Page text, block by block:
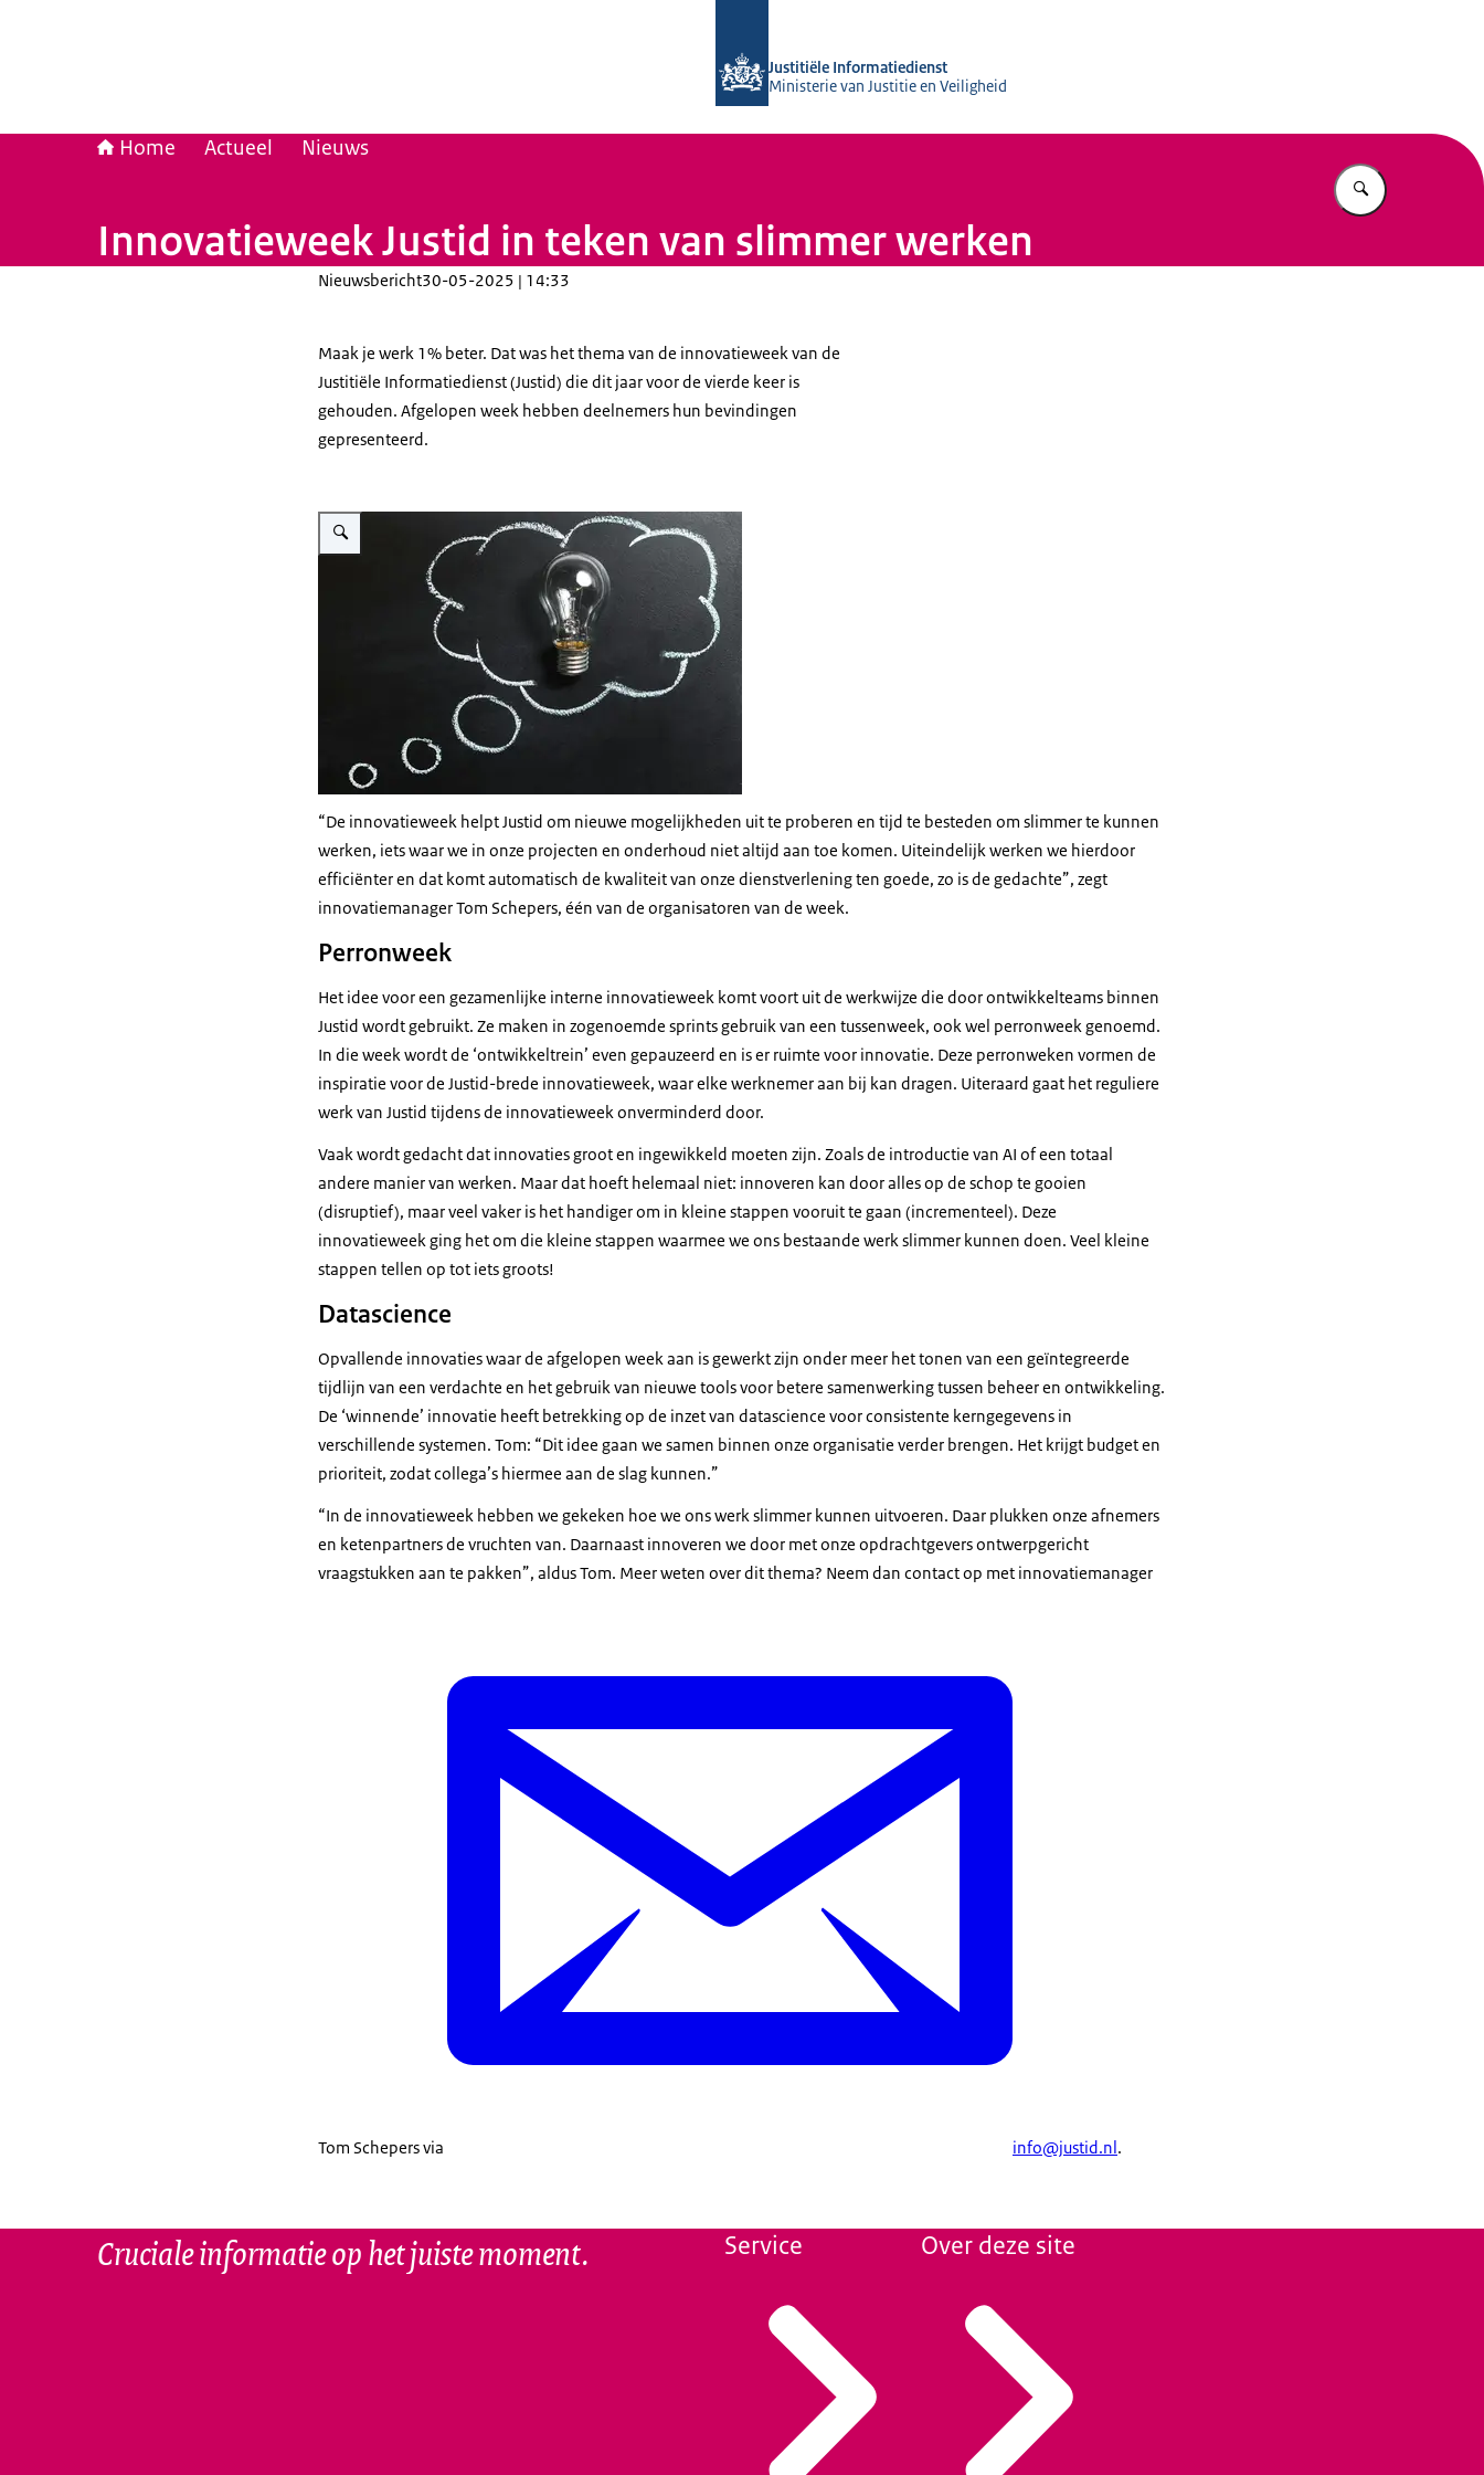
Justitiële Informatiedienst
Ministerie van Justitie en Veiligheid
Home Actueel Nieuws
Vul in wat u
Innovatieweek Justid in teken van slimmer werken
Nieuwsbericht30-05-2025 | 14:33
Maak je werk 1% beter. Dat was het thema van de innovatieweek van de
Justitiële Informatiedienst (Justid) die dit jaar voor de vierde keer is
gehouden. Afgelopen week hebben deelnemers hun bevindingen
gepresenteerd.
Vergroot afbeelding Een gloeilamp ligt op een schoolbord in een krijttekening van een denkballon
“De innovatieweek helpt Justid om nieuwe mogelijkheden uit te proberen en tijd te besteden om slimmer te kunnen
werken, iets waar we in onze projecten en onderhoud niet altijd aan toe komen. Uiteindelijk werken we hierdoor
efficiënter en dat komt automatisch de kwaliteit van onze dienstverlening ten goede, zo is de gedachte”, zegt
innovatiemanager Tom Schepers, één van de organisatoren van de week.
Perronweek
Het idee voor een gezamenlijke interne innovatieweek komt voort uit de werkwijze die door ontwikkelteams binnen
Justid wordt gebruikt. Ze maken in zogenoemde sprints gebruik van een tussenweek, ook wel perronweek genoemd.
In die week wordt de ‘ontwikkeltrein’ even gepauzeerd en is er ruimte voor innovatie. Deze perronweken vormen de
inspiratie voor de Justid-brede innovatieweek, waar elke werknemer aan bij kan dragen. Uiteraard gaat het reguliere
werk van Justid tijdens de innovatieweek onverminderd door.
Vaak wordt gedacht dat innovaties groot en ingewikkeld moeten zijn. Zoals de introductie van AI of een totaal
andere manier van werken. Maar dat hoeft helemaal niet: innoveren kan door alles op de schop te gooien
(disruptief), maar veel vaker is het handiger om in kleine stappen vooruit te gaan (incrementeel). Deze
innovatieweek ging het om die kleine stappen waarmee we ons bestaande werk slimmer kunnen doen. Veel kleine
stappen tellen op tot iets groots!
Datascience
Opvallende innovaties waar de afgelopen week aan is gewerkt zijn onder meer het tonen van een geïntegreerde
tijdlijn van een verdachte en het gebruik van nieuwe tools voor betere samenwerking tussen beheer en ontwikkeling.
De ‘winnende’ innovatie heeft betrekking op de inzet van datascience voor consistente kerngegevens in
verschillende systemen. Tom: “Dit idee gaan we samen binnen onze organisatie verder brengen. Het krijgt budget en
prioriteit, zodat collega’s hiermee aan de slag kunnen.”
“In de innovatieweek hebben we gekeken hoe we ons werk slimmer kunnen uitvoeren. Daar plukken onze afnemers
en ketenpartners de vruchten van. Daarnaast innoveren we door met onze opdrachtgevers ontwerpgericht
vraagstukken aan te pakken”, aldus Tom. Meer weten over dit thema? Neem dan contact op met innovatiemanager
Tom Schepers via info@justid.nl.
Cruciale informatie op het juiste moment. Service Over deze site